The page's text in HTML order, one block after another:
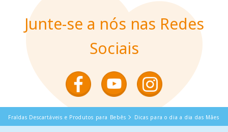
Junte-se a nós nas Redes
Sociais
Fraldas Descartáveis e Produtos para Bebês Dicas para o dia a dia das Mães